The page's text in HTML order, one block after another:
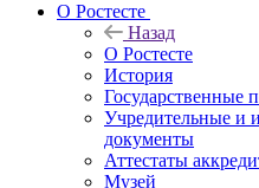
О Ростесте
Назад
О Ростесте
История
Государственные
Учредительные и
документы
Аттестаты
Музей